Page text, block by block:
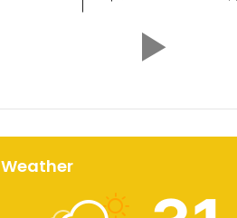
Weather